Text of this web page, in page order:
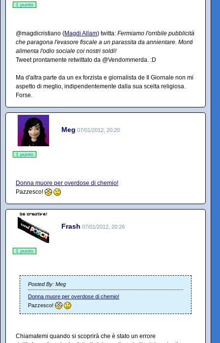
1 punto
@magdicristiano (Magdi Allam) twitta: Fermiamo l'orribile pubblicità
che paragona l'evasore fiscale a un parassita da annientare. Monti
alimenta l'odio sociale coi nostri soldi!
Tweet prontamente retwittato da @Vendommerda. :D
Ma d'altra parte da un ex forzista e giornalista de Il Giornale non mi
aspetto di meglio, indipendentemente dalla sua scelta religiosa.
Forse.
Meg 07/01/2012, 20:20
1 punto
Donna muore per overdose di chemio!
Pazzesco!
Frash 07/01/2012, 20:26
1 punto
Posted By: Meg
Donna muore per overdose di chemio!
Pazzesco!
Chiamatemi quando si scoprirà che è stato un errore